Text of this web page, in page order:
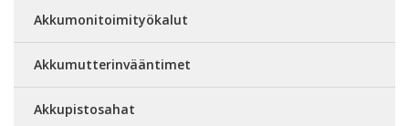
Akkumonitoimityökalut
Akkumutterinvääntimet
Akkupistosahat